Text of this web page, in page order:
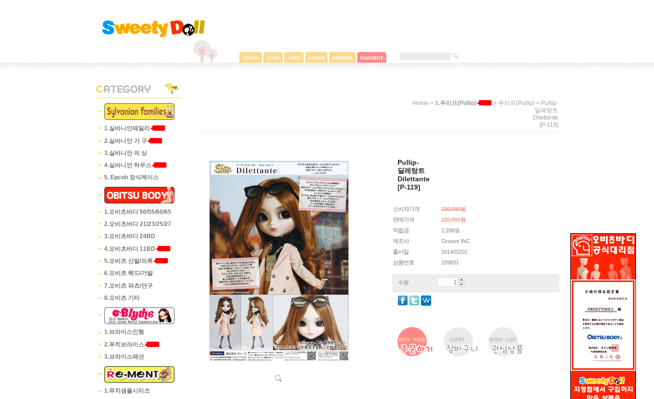
1.실바니안패밀리
2.실바니안 가 구
3.실바니안 의 상
4.실바니안 하우스
5. Epcoh 장식케이스
1.오비츠바디 50/55/60/65
2.오비츠바디 21/23/25/27
3.오비츠바디 24BD
4.오비츠바디 11BD
5.오비츠 신발/의류
6.오비츠 헤드/가발
7.오비츠 파츠/안구
8.오비츠 기타
1.브라이스인형
2.푸치브라이스
3.브라이스패션
1.푸치샘플시리즈
Home > 1.푸리프(Pullip) > 푸리프(Pullip) > Pullip-
딜레탕트
Dilettante
[P-119]
Pullip-
딜레탕트
Dilettante
[P-119]
소비자가격 220,000원
판매가격 220,000원
적립금 2,200원
제조사 Groove INC
출시일 2014/02/01
상품번호 159831
수량